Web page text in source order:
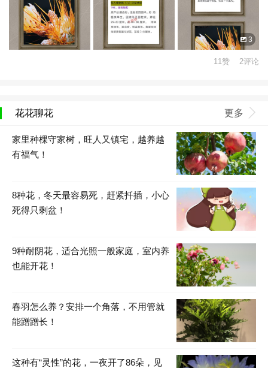
3
11赞 2评论
花花聊花 更多
家里种棵守家树，旺人又镇宅，越养越
有福气！
8种花，冬天最容易死，赶紧扦插，小心
死得只剩盆！
9种耐阴花，适合光照一般家庭，室内养
也能开花！
春羽怎么养？安排一个角落，不用管就
能蹭蹭长！
这种有“灵性”的花，一夜开了86朵，见